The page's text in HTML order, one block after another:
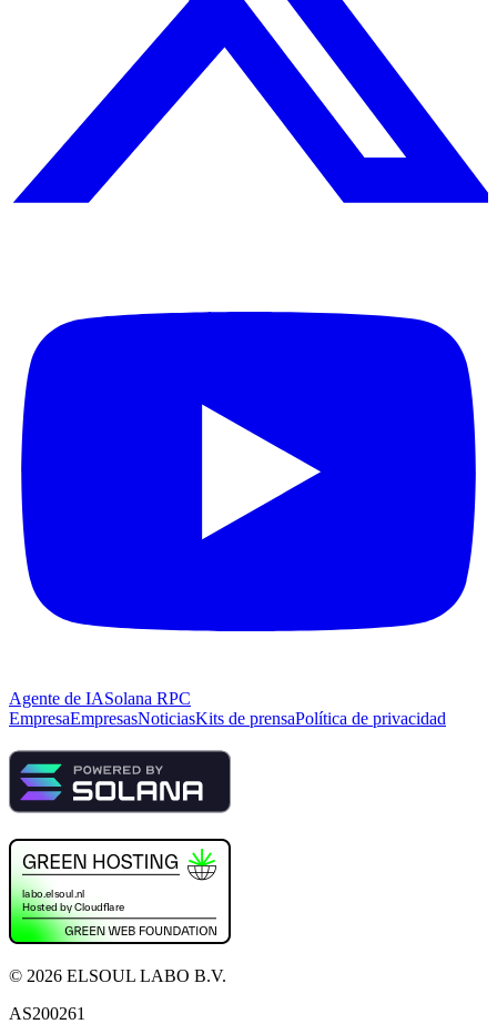
Agente de IASolana RPC
EmpresaEmpresasNoticiasKits de prensaPolítica de privacidad
© 2026 ELSOUL LABO B.V.
AS200261